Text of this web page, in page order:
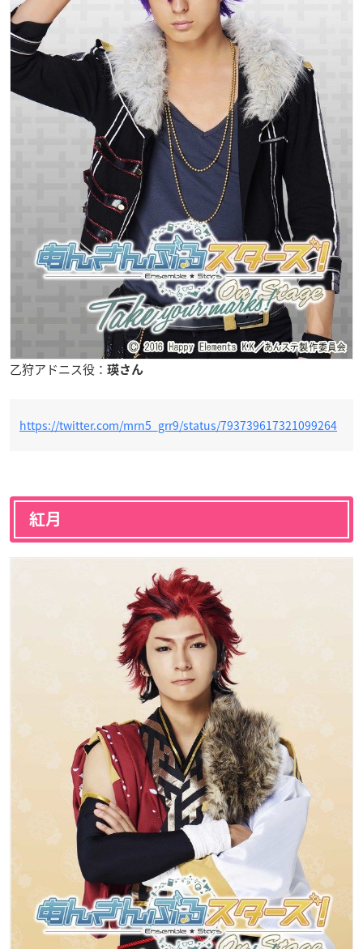
乙狩アドニス役： 瑛さん
https://twitter.com/mrn5_grr9/status/793739617321099264
紅月